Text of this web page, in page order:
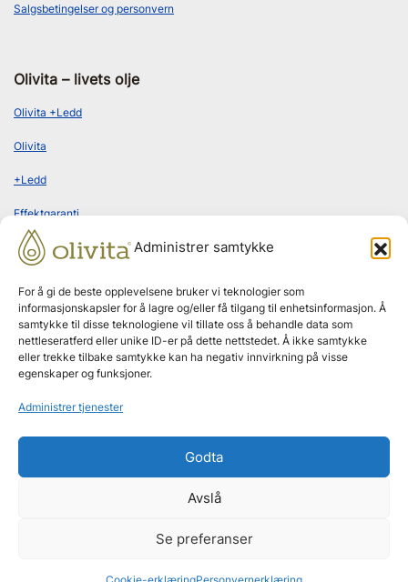
Administrer samtykke
For å gi de beste opplevelsene bruker vi teknologier som
informasjonskapsler for å lagre og/eller få tilgang til enhetsinformasjon. Å
samtykke til disse teknologiene vil tillate oss å behandle data som
nettleseratferd eller unike ID-er på dette nettstedet. Å ikke samtykke
eller trekke tilbake samtykke kan ha negativ innvirkning på visse
egenskaper og funksjoner.
Administrer tjenester
Godta
Avslå
Se preferanser
Salgsbetingelser og personvern
Olivita – livets olje
Olivita +Ledd
Olivita
+Ledd
Effektgaranti
Kundeomtaler
Bestill abonnement
Leveres hjem annenhver måned
Ingen bindingstid
Sunne og sterke nettsider levert av